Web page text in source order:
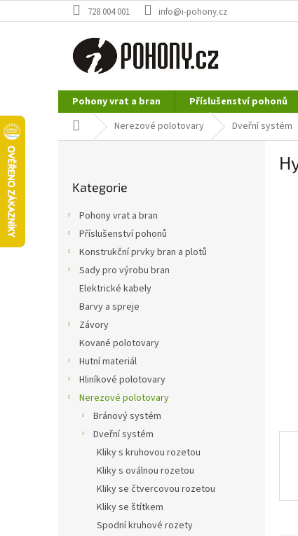
na
728 004 001 info@i-pohony.cz
Pohony vrat a bran Příslušenství pohonů
Nerezové polotovary
Hutní materiál
Domů Nerezové polotovary Dveřní systém
kategorie
Kategorie
Pohony vrat a bran
Příslušenství pohonů
Konstrukční prvky bran a plotů
Sady pro výrobu bran
Elektrické kabely
Barvy a spreje
Závory
Kované polotovary
Hutní materiál
Hliníkové polotovary
Nerezové polotovary
Bránový systém
Dveřní systém
Kliky s kruhovou rozetou
Kliky s oválnou rozetou
Kliky se čtvercovou rozetou
Kliky se štítkem
Spodní kruhové rozety